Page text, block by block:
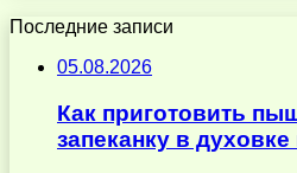
Последние записи
05.08.2026
Как приготовить
запеканку в